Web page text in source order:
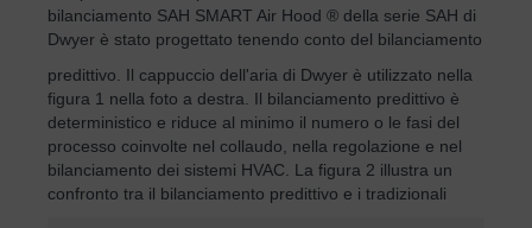
bilanciamento SAH SMART Air Hood ® della serie SAH di
Dwyer è stato progettato tenendo conto del bilanciamento
predittivo. Il cappuccio dell'aria di Dwyer è utilizzato nella
figura 1 nella foto a destra. Il bilanciamento predittivo è
deterministico e riduce al minimo il numero o le fasi del
processo coinvolte nel collaudo, nella regolazione e nel
bilanciamento dei sistemi HVAC. La figura 2 illustra un
confronto tra il bilanciamento predittivo e i tradizionali